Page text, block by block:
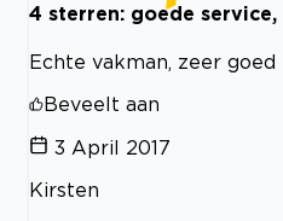
4 sterren: goede
Echte vakman, zeer
Beveelt aan
3 April 2017
Kirsten